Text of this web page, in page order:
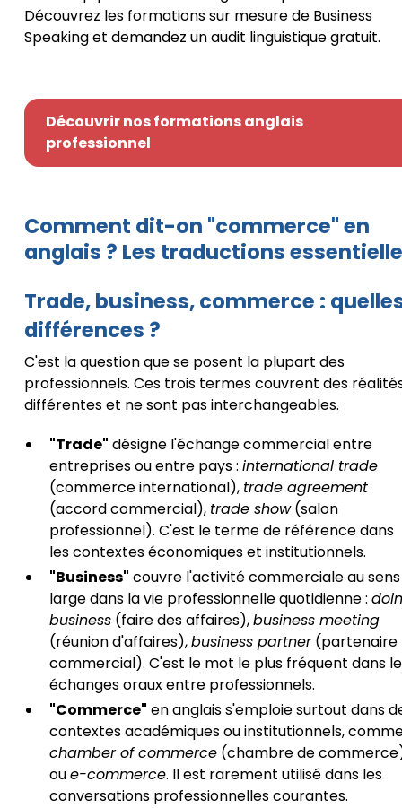
Découvrez les formations sur mesure de Business
Speaking et demandez un audit linguistique gratuit.
Découvrir nos formations anglais
professionnel
Comment dit-on "commerce" en
anglais ? Les traductions
Trade, business, commerce :
différences ?
C'est la question que se posent la plupart des
professionnels. Ces trois termes couvrent des
différentes et ne sont pas interchangeables.
"Trade" désigne l'échange commercial entre
entreprises ou entre pays : international trade
(commerce international), trade agreement
(accord commercial), trade show(salon
professionnel). C'est le terme de référence dans
les contextes économiques et institutionnels.
"Business" couvre l'activité commerciale au sens
large dans la vie professionnelle quotidienne :
business(faire des affaires),business meeting
(réunion d'affaires),business partner(partenaire
commercial). C'est le mot le plus fréquent dans
échanges oraux entre professionnels.
"Commerce" en anglais s'emploie surtout dans
contextes académiques ou institutionnels,
chamber of commerce(chambre de
oue-commerce. Il est rarement utilisé dans les
conversations professionnelles courantes.